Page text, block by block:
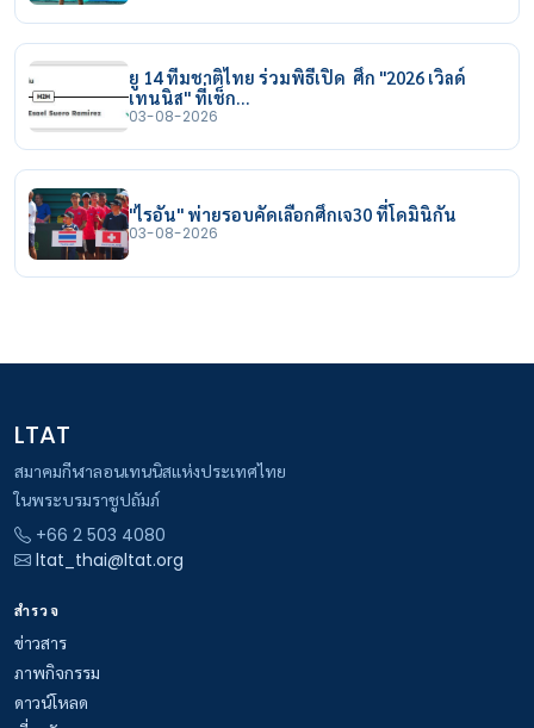
ยู 14 ทีมชาติไทย ร่วมพิธีเปิด ศึก "2026 เวิลด์
เทนนิส" ที่เช็ก…
03-08-2026
"ไรอัน" พ่ายรอบคัดเลือกศึกเจ30 ที่โดมินิกัน
03-08-2026
LTAT
สมาคมกีฬาลอนเทนนิสแห่งประเทศไทย
ในพระบรมราชูปถัมภ์
+66 2 503 4080
ltat_thai@ltat.org
สำรวจ
ข่าวสาร
ภาพกิจกรรม
ดาวน์โหลด